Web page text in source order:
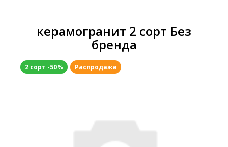
керамогранит 2 сорт Без
бренда
2 сорт -50% Распродажа